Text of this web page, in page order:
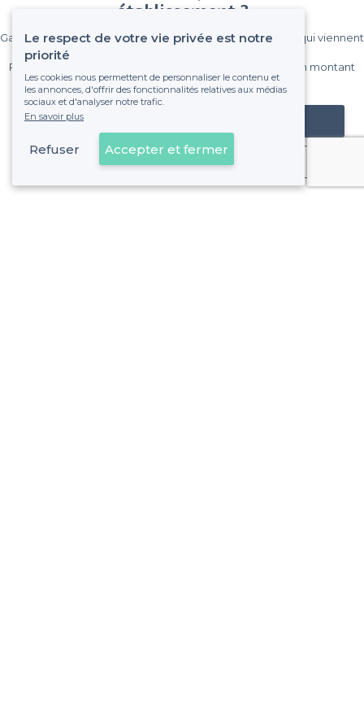
établissement ?
Gagnez de nombreux clients parmi le million de visiteurs qui viennent
Pas de commissions et sans engagement, vous payez un montant
fixe sans risque de voir déraper la facture.
Référencer mon établissement
Déjà client
Le respect de votre vie privée est notre
priorité
Les cookies nous permettent de personnaliser le contenu et
les annonces, d'offrir des fonctionnalités relatives aux médias
sociaux et d'analyser notre trafic.
En savoir plus
Refuser Accepter et fermer